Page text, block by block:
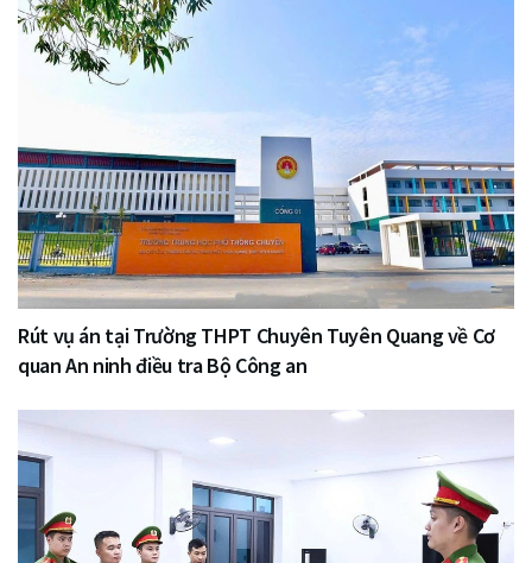
Rút vụ án tại Trường THPT Chuyên Tuyên Quang về Cơ
quan An ninh điều tra Bộ Công an